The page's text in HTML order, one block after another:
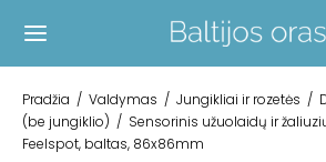
Pradžia / Valdymas / Jungikliai ir rozetės /
(be jungiklio) / Sensorinis užuolaidų ir
Feelspot, baltas, 86x86mm